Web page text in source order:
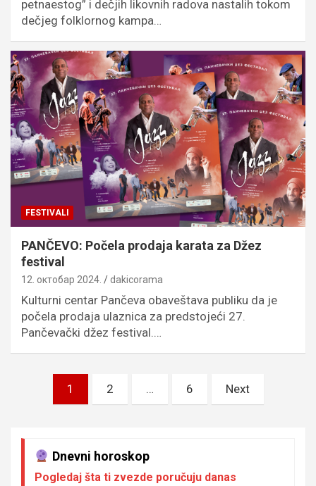
petnaestog” i dečjih likovnih radova nastalih tokom
dečjeg folklornog kampa…
FESTIVALI
PANČEVO: Počela prodaja karata za Džez
festival
12. октобар 2024. dakicorama
Kulturni centar Pančeva obaveštava publiku da je
počela prodaja ulaznica za predstojeći 27.
Pančevački džez festival.…
Пагинација
чланака
1 2 … 6 Next
Dnevni horoskop
Pogledaj šta ti zvezde poručuju danas